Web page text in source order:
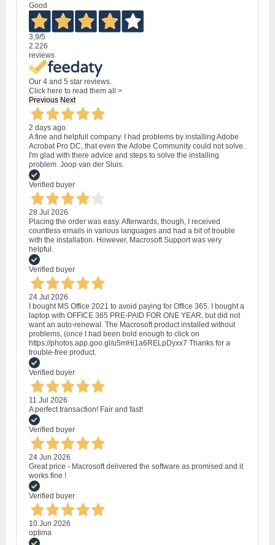
Good
3,9/5
2.226
reviews
Our 4 and 5 star reviews.
Click here to read them all >
Previous Next
2 days ago
A fine and helpfull company. I had problems by installing Adobe
Acrobat Pro DC, that even the Adobe Community could not solve.
I'm glad with there advice and steps to solve the installing
problem. Joop van der Sluis.
Verified buyer
28 Jul 2026
Placing the order was easy. Afterwards, though, I received
countless emails in various languages and had a bit of trouble
with the installation. However, Macrosoft Support was very
helpful.
Verified buyer
24 Jul 2026
I bought MS Office 2021 to avoid paying for Office 365. I bought a
laptop with OFFICE 365 PRE-PAID FOR ONE YEAR, but did not
want an auto-renewal. The Macrosoft product installed without
problems, (once I had been bold enough to click on
https://photos.app.goo.gl/u5mHi1a6RELpDyxx7 Thanks for a
trouble-free product.
Verified buyer
11 Jul 2026
A perfect transaction! Fair and fast!
Verified buyer
24 Jun 2026
Great price - Macrosoft delivered the software as promised and it
works fine !
Verified buyer
10 Jun 2026
optima